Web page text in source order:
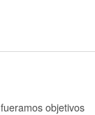
objetivos